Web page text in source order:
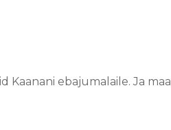
Kaanani ebajumalaile. Ja maa